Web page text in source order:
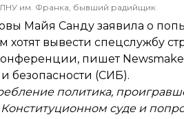
ЛНУ им. Франка, бывший радийщик
Майя Санду заявила о
хотят вывести спецслужбу
пишет
безопасности (СИБ).
политика,
суде и